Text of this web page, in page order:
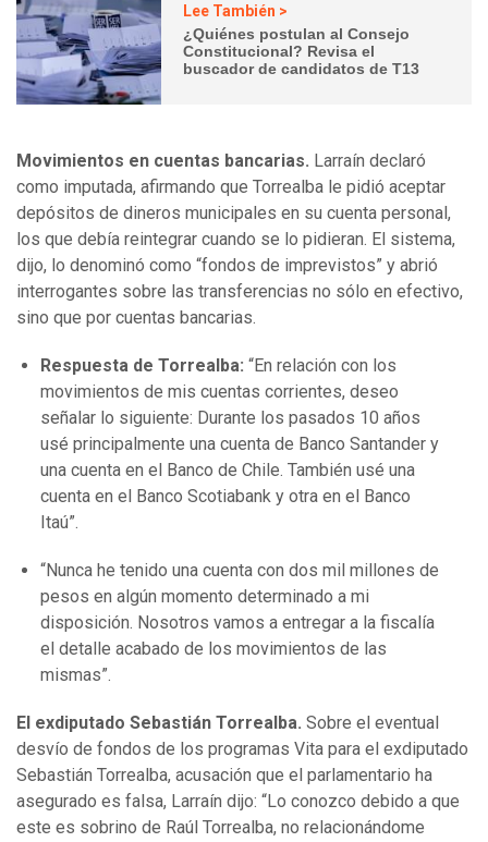
Lee También >
¿Quiénes postulan al Consejo
Constitucional? Revisa el
buscador de candidatos de T13
Movimientos en cuentas bancarias. Larraín declaró
como imputada, afirmando que Torrealba le pidió aceptar
depósitos de dineros municipales en su cuenta personal,
los que debía reintegrar cuando se lo pidieran. El sistema,
dijo, lo denominó como “fondos de imprevistos” y abrió
interrogantes sobre las transferencias no sólo en efectivo,
sino que por cuentas bancarias.
Respuesta de Torrealba: “En relación con los
movimientos de mis cuentas corrientes, deseo
señalar lo siguiente: Durante los pasados 10 años
usé principalmente una cuenta de Banco Santander y
una cuenta en el Banco de Chile. También usé una
cuenta en el Banco Scotiabank y otra en el Banco
Itaú”.
“Nunca he tenido una cuenta con dos mil millones de
pesos en algún momento determinado a mi
disposición. Nosotros vamos a entregar a la fiscalía
el detalle acabado de los movimientos de las
mismas”.
El exdiputado Sebastián Torrealba. Sobre el eventual
desvío de fondos de los programas Vita para el exdiputado
Sebastián Torrealba, acusación que el parlamentario ha
asegurado es falsa, Larraín dijo: “Lo conozco debido a que
este es sobrino de Raúl Torrealba, no relacionándome